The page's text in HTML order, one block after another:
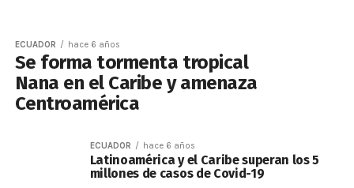
ECUADOR hace 6 años
Se forma tormenta tropical
Nana en el Caribe y amenaza
Centroamérica
ECUADOR hace 6 años
Latinoamérica y el Caribe superan los 5
millones de casos de Covid-19